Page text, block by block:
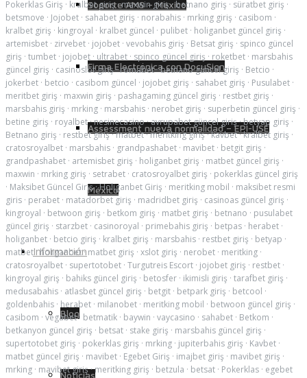
Soporte AMS – México
Firma Electrónica con DocuSign
Assessment nueva normalidad – EPI-USE
México
Información
Blog
Noticias
Pokerklas Giriş · kralbet giriş·maxwin giriş·betnano giriş · süratbet giriş ·
betsmove · Jojobet · sahabet giriş · norabahis · mrking giriş · casibom ·
kralbet giriş · kingroyal · kralbet güncel · pulibet · holiganbet güncel giriş ·
artemisbet · zirvebet · jojobet · vevobahis giriş · Betsat giriş · spinco güncel
giriş · tumbet · jojobet · ultrabet · spinco güncel giriş · roketbet · marsbahis
güncel giriş · casinoslot giriş·romabet·betnano güncel giriş · Betcio ·
jokerbet · betcio · casibom güncel · jojobet giriş · sahabet giriş · Pusulabet ·
meritbet giriş · maxwin giriş · pashagaming güncel giriş · restbet giriş ·
marsbahis giriş · mrking · marsbahis · nerobet giriş · superbetin güncel giriş ·
betine giriş · royalbet·nesinecasino·avrupabet güncel giriş·betyap giriş ·
Betnano giriş · restbet giriş·matbet·meritking giriş·kavbet·kralbet giriş ·
cratosroyalbet · marsbahis · grandpashabet · mavibet · betgit giriş ·
grandpashabet · artemisbet giriş · holiganbet giriş · matbet güncel giriş ·
maxwin · mrking giriş · setrabet · cratosroyalbet giriş · pokerklas güncel giriş
· Maksibet Güncel Giriş·Holiganbet Giriş · meritking mobil · maksibet resmi
giris · perabet · matadorbet giriş · madridbet giriş · casinoas güncel giriş ·
kingroyal · betwoon giriş · betkom giriş · matbet giriş · betnano · pusulabet
güncel giriş · starzbet · casinoroyal · primebahis giriş · betpas · herabet ·
holiganbet · betcio giriş · kralbet giriş · marsbahis · restbet giriş · betyap ·
matbet·holiganbet·matbet giriş · xslot giriş · nerobet · meritking ·
cratosroyalbet · supertotobet · Turgutreis Escort · jojobet giriş · restbet ·
kingroyal giriş · bahiks güncel giriş · betosfer · ikimisli giriş · tarafbet giriş ·
medusabahis · atlasbet güncel giriş · betgit · betpark giriş · betcool ·
goldenbahis · herabet · milanobet · meritking mobil · betwoon güncel giriş ·
casibom · vegabet· betmatik · baywin · vaycasino · sahabet · Betkom ·
betkanyon güncel giriş · betsat · stake giriş · marsbahis güncel giriş ·
supertotobet giriş · pokerklas giriş · mrking · jupiterbahis giriş · Kavbet ·
matbet güncel giriş · mavibet · Egebet Giriş · imajbet giriş · mavibet giriş ·
mrking · mavibet giriş·meritking giriş · betzula · betsat · Pokerklas · egebet